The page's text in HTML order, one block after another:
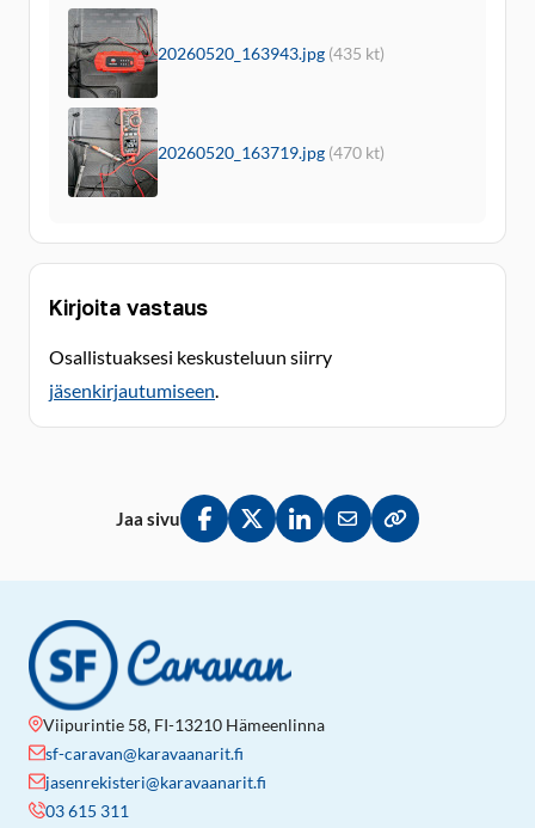
20260520_163943.jpg (435 kt)
20260520_163719.jpg (470 kt)
Kirjoita vastaus
Osallistuaksesi keskusteluun siirry
jäsenkirjautumiseen.
Jaa sivu
Jaa Facebookissa
Jaa Twitterissä
Jaa LinkedInissä
Jaa sähköpostitse
Kopioi linkki
Viipurintie 58, FI-13210 Hämeenlinna
sf-caravan@karavaanarit.fi
jasenrekisteri@karavaanarit.fi
03 615 311